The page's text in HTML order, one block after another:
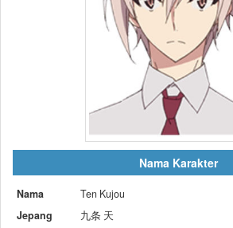
Nama Karakter
Nama
Ten Kujou
Jepang
九条 天